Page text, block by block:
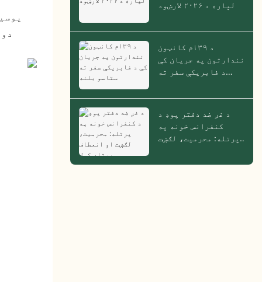
لپاره د ۲۰۲۶ لارښود
د ۱۳۹م کانټون
نندارتون په جریان کې
د فابریکې سفر ته
د غږ ضد دفتر پوډ د
کنفرانس خونه په
پرتله: محرمیت، لګښت